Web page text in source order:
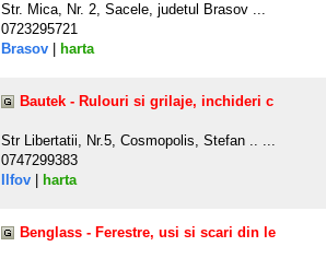
Str. Mica, Nr. 2, Sacele, judetul Brasov ...
0723295721
Brasov
harta
Bautek - Rulouri si grilaje, inchideri c
Str Libertatii, Nr.5, Cosmopolis, Stefan .. ...
0747299383
Ilfov
harta
Benglass - Ferestre, usi si scari din le